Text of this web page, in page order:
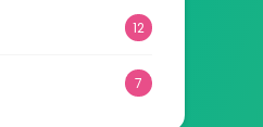
12
7